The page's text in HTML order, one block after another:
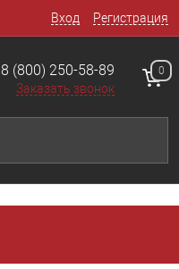
Вход Регистрация
8 (800) 250-58-89
Заказать звонок
0